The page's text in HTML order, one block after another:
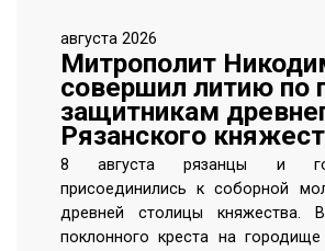
августа 2026
Митрополит
совершил литию по
защитникам
Рязанского
8 августа рязанцы и
присоединились к соборной
древней столицы княжества.
поклонного креста на